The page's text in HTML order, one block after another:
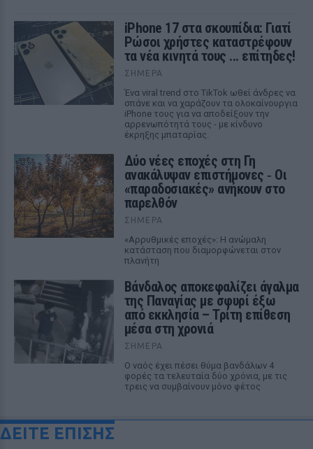
iPhone 17 στα σκουπίδια: Γιατί
Ρώσοι χρήστες καταστρέφουν
τα νέα κινητά τους ... επίτηδες!
ΣΉΜΕΡΑ
Ένα viral trend στο TikTok ωθεί άνδρες να
σπάνε και να χαράζουν τα ολοκαίνουργια
iPhone τους για να αποδείξουν την
αρρενωπότητά τους - με κίνδυνο
έκρηξης μπαταρίας.
Δύο νέες εποχές στη Γη
ανακάλυψαν επιστήμονες ‑ Oι
«παραδοσιακές» ανήκουν στο
παρελθόν
ΣΉΜΕΡΑ
«Αρρυθμικές εποχές»: Η ανώμαλη
κατάσταση που διαμορφώνεται στον
πλανήτη
Βάνδαλος αποκεφαλίζει άγαλμα
της Παναγίας με σφυρί έξω
από εκκλησία – Τρίτη επίθεση
μέσα στη χρονιά
ΣΉΜΕΡΑ
Ο ναός έχει πέσει θύμα βανδάλων 4
φορές τα τελευταία δύο χρόνια, με τις
τρεις να συμβαίνουν μόνο φέτος
ΔΕΙΤΕ ΕΠΙΣΗΣ